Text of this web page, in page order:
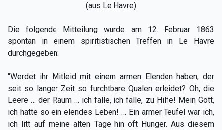
(aus Le Havre)
Die folgende Mitteilung wurde am 12. Februar 1863
spontan in einem spiritistischen Treffen in Le Havre
durchgegeben:
“Werdet ihr Mitleid mit einem armen Elenden haben, der
seit so langer Zeit so furchtbare Qualen erleidet? Oh, die
Leere … der Raum … ich falle, ich falle, zu Hilfe! Mein Gott,
ich hatte so ein elendes Leben! … Ein armer Teufel war ich,
ich litt auf meine alten Tage hin oft Hunger. Aus diesem